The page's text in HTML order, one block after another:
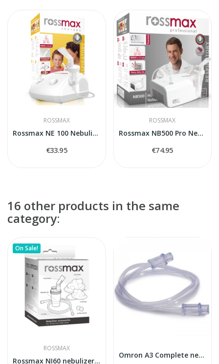
ROSSMAX
Rossmax NE 100 Nebulizer
€33.95
ROSSMAX
Rossmax NB500 Pro Nebulizer
€74.95
16 other products in the same
category:
On Sale!
ROSSMAX
Rossmax NI60 nebulizer kit
Omron A3 Complete nebuleizers air tube